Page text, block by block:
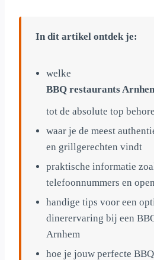
In dit artikel ontdek je:
welke
BBQ restaurants
tot de absolute top
waar je de meest
en grillgerechten vindt
praktische informatie
telefoonnummers en
handige tips voor een
dinerervaring bij een
Arnhem
hoe je jouw perfecte